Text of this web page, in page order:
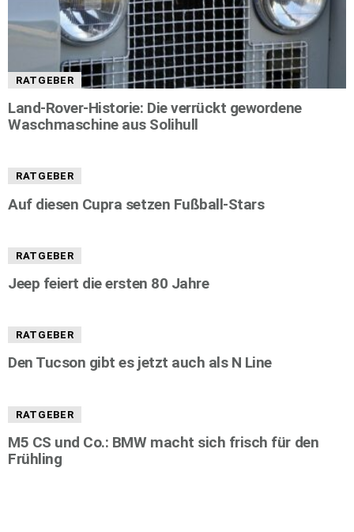
RATGEBER
Land-Rover-Historie: Die verrückt gewordene
Waschmaschine aus Solihull
RATGEBER
Auf diesen Cupra setzen Fußball-Stars
RATGEBER
Jeep feiert die ersten 80 Jahre
RATGEBER
Den Tucson gibt es jetzt auch als N Line
RATGEBER
M5 CS und Co.: BMW macht sich frisch für den
Frühling